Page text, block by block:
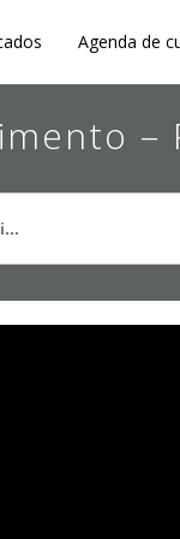
Agenda de
–